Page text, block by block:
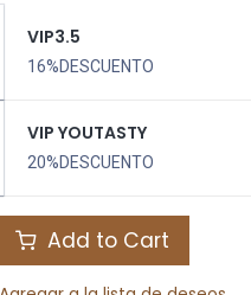
VIP3.5
16%DESCUENTO
VIP YOUTASTY
20%DESCUENTO
Add to Cart